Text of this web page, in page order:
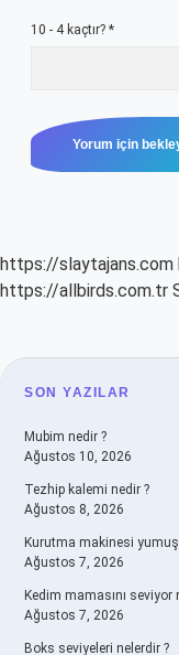
10 - 4 kaçtır? *
https://slaytajans.com
https://allbirds.com.tr
SON YAZILAR
Mubim nedir ?
Ağustos 10, 2026
Tezhip kalemi nedir ?
Ağustos 8, 2026
Kurutma makinesi
Ağustos 7, 2026
Kedim mamasını seviyor
Ağustos 7, 2026
Boks seviyeleri nelerdir ?